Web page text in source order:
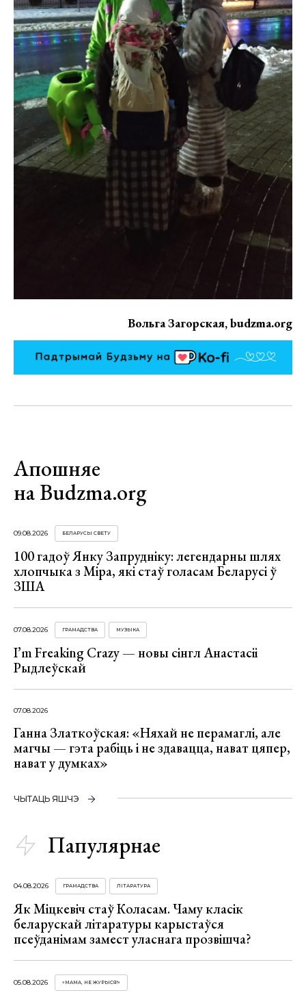
Вольга Загорская, budzma.org
Апошняе
на Budzma.org
09.08.2026 БЕЛАРУСЫ СВЕТУ
100 гадоў Янку Запрудніку: легендарны шлях
хлопчыка з Міра, які стаў голасам Беларусі ў
ЗША
07.08.2026 ГРАМАДСТВА МУЗЫКА
I’m Freaking Crazy — новы сінгл Анастасіі
Рыдлеўскай
07.08.2026
Ганна Златкоўская: «Няхай не перамаглі, але
магчы — гэта рабіць і не здавацца, нават цяпер,
нават у думках»
ЧЫТАЦЬ ЯШЧЭ
Папулярнае
04.08.2026 ГРАМАДСТВА ЛІТАРАТУРА
Як Міцкевіч стаў Коласам. Чаму класік
беларускай літаратуры карыстаўся
псеўданімам замест уласнага прозвішча?
05.08.2026 «МАМА, НЕ ЖУРЫСЯ!»